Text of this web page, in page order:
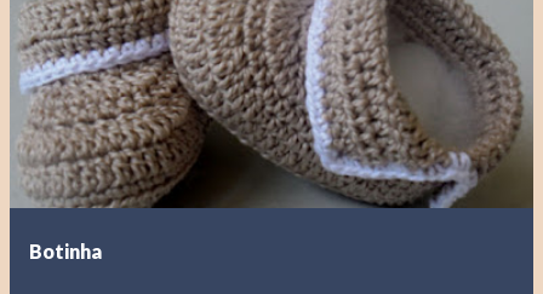
Botinha